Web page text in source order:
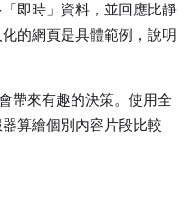
即時」資料，並回應比靜
的網頁是具體範例，說明
帶來有趣的決策。使用全
算繪個別內容片段比較